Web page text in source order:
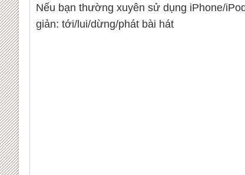
Nếu bạn thường xuyên sử dụng iPhone/
giản: tới/lui/dừng/phát bài hát